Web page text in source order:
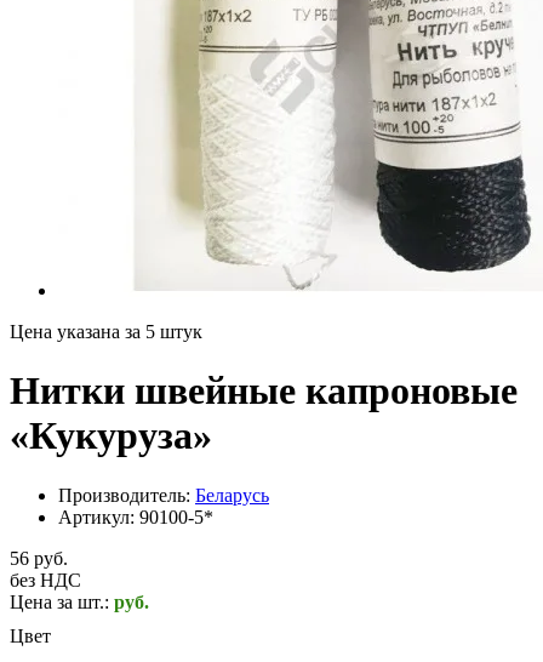
Цена указана за 5 штук
Нитки швейные капроновые
«Кукуруза»
Производитель: Беларусь
Артикул: 90100-5*
56 руб.
без НДС
Цена за шт.: руб.
Цвет